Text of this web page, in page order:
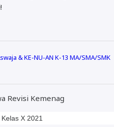
& KE-NU-AN K-13 MA/SMA/SMK
Revisi Kemenag
X 2021